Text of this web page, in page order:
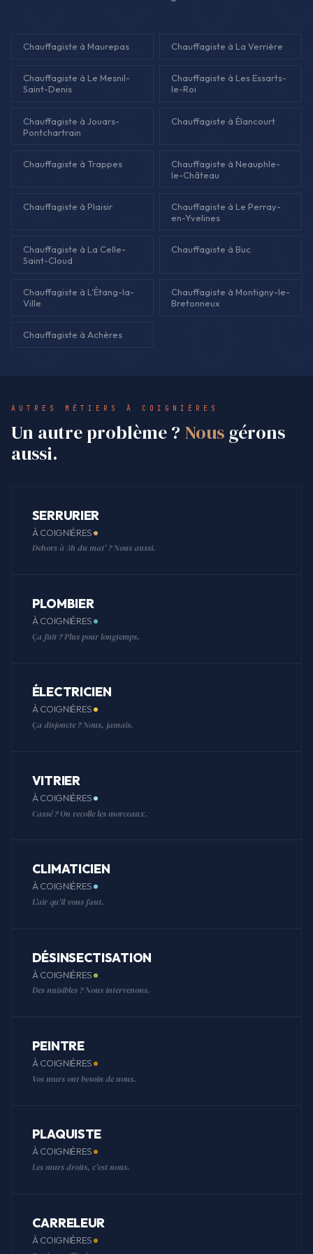
Chauffagiste à Maurepas Chauffagiste à La Verrière
Chauffagiste à Le Mesnil-
Saint-Denis
Chauffagiste à Les Essarts-
le-Roi
Chauffagiste à Jouars-
Pontchartrain
Chauffagiste à Élancourt
Chauffagiste à Trappes
Chauffagiste à Neauphle-
le-Château
Chauffagiste à Plaisir
Chauffagiste à Le Perray-
en-Yvelines
Chauffagiste à La Celle-
Saint-Cloud
Chauffagiste à Buc
Chauffagiste à L'Étang-la-
Ville
Chauffagiste à Montigny-le-
Bretonneux
Chauffagiste à Achères
AUTRES MÉTIERS À COIGNIÈRES
Un autre problème ? Nous gérons
aussi.
SERRURIER
À COIGNIÈRES
Dehors à 3h du mat' ? Nous aussi.
PLOMBIER
À COIGNIÈRES
Ça fuit ? Plus pour longtemps.
ÉLECTRICIEN
À COIGNIÈRES
Ça disjoncte ? Nous, jamais.
VITRIER
À COIGNIÈRES
Cassé ? On recolle les morceaux.
CLIMATICIEN
À COIGNIÈRES
L'air qu'il vous faut.
DÉSINSECTISATION
À COIGNIÈRES
Des nuisibles ? Nous intervenons.
PEINTRE
À COIGNIÈRES
Vos murs ont besoin de nous.
PLAQUISTE
À COIGNIÈRES
Les murs droits, c'est nous.
CARRELEUR
À COIGNIÈRES